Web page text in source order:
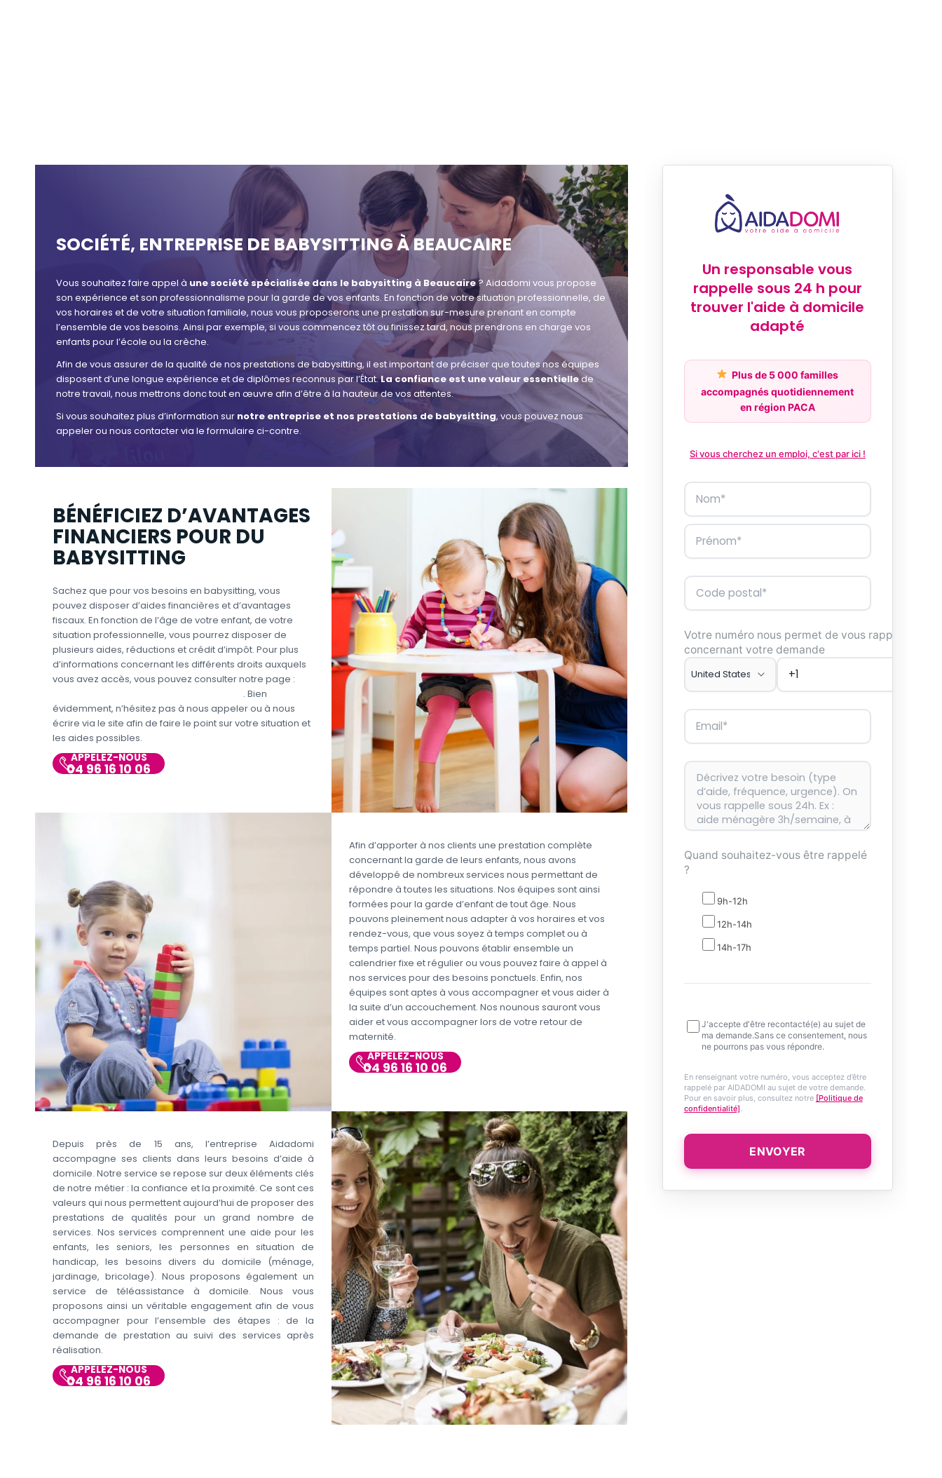
SOCIÉTÉ, ENTREPRISE DE BABYSITTING À BEAUCAIRE
Vous souhaitez faire appel à une société spécialisée dans le babysitting à Beaucaire? Aidadomi vous propose
son expérience et son professionnalisme pour la garde de vos enfants. En fonction de votre situation professionnelle, de
vos horaires et de votre situation familiale, nous vous proposerons une prestation sur-mesure prenant en compte
l’ensemble de vos besoins. Ainsi par exemple, si vous commencez tôt ou finissez tard, nous prendrons en charge vos
enfants pour l’école ou la crèche.
Afin de vous assurer de la qualité de nos prestations de babysitting, il est important de préciser que toutes nos équipes
disposent d’une longue expérience et de diplômes reconnus par l’État.La confiance est une valeur essentielle de
notre travail, nous mettrons donc tout en œuvre afin d’être à la hauteur de vos attentes.
Si vous souhaitez plus d’information sur notre entreprise et nos prestations de babysitting, vous pouvez nous
appeler ou nous contacter via le formulaire ci-contre.
BÉNÉFICIEZ D’AVANTAGES
FINANCIERS POUR DU
BABYSITTING
Sachez que pour vos besoins en babysitting, vous
pouvez disposer d’aides financières et d’avantages
fiscaux. En fonction de l’âge de votre enfant, de votre
situation professionnelle, vous pourrez disposer de
plusieurs aides, réductions et crédit d’impôt. Pour plus
d’informations concernant les différents droits auxquels
vous avez accès, vous pouvez consulter notre page :
. Bien
évidemment, n’hésitez pas à nous appeler ou à nous
écrire via le site afin de faire le point sur votre situation et
les aides possibles.
APPELEZ-NOUS
04 96 16 10 06
Afin d’apporter à nos clients une prestation complète
concernant la garde de leurs enfants, nous avons
développé de nombreux services nous permettant de
répondre à toutes les situations. Nos équipes sont ainsi
formées pour la garde d’enfant de tout âge. Nous
pouvons pleinement nous adapter à vos horaires et vos
rendez-vous, que vous soyez à temps complet ou à
temps partiel. Nous pouvons établir ensemble un
calendrier fixe et régulier ou vous pouvez faire à appel à
nos services pour des besoins ponctuels. Enfin, nos
équipes sont aptes à vous accompagner et vous aider à
la suite d’un accouchement. Nos nounous sauront vous
aider et vous accompagner lors de votre retour de
maternité.
APPELEZ-NOUS
04 96 16 10 06
Depuis près de 15 ans, l’entreprise Aidadomi
accompagne ses clients dans leurs besoins d’aide à
domicile. Notre service se repose sur deux éléments clés
de notre métier : la confiance et la proximité. Ce sont ces
valeurs qui nous permettent aujourd’hui de proposer des
prestations de qualités pour un grand nombre de
services. Nos services comprennent une aide pour les
enfants, les seniors, les personnes en situation de
handicap, les besoins divers du domicile (ménage,
jardinage, bricolage). Nous proposons également un
service de téléassistance à domicile. Nous vous
proposons ainsi un véritable engagement afin de vous
accompagner pour l’ensemble des étapes : de la
demande de prestation au suivi des services après
réalisation.
APPELEZ-NOUS
04 96 16 10 06
Un responsable vous
rappelle sous 24 h pour
trouver l'aide à domicile
adapté
Plus de 5 000 familles
accompagnés quotidiennement
en région PACA
Si vous cherchez un emploi, c'est par ici !
Votre numéro nous permet de vous rappeler
concernant votre demande
Quand souhaitez-vous être rappelé
?
9h-12h
12h-14h
14h-17h
J'accepte d'être recontacté(e) au sujet de
ma demande.Sans ce consentement, nous
ne pourrons pas vous répondre.
En renseignant votre numéro, vous acceptez d’être
rappelé par AIDADOMI au sujet de votre demande.
Pour en savoir plus, consultez notre [Politique de
confidentialité]